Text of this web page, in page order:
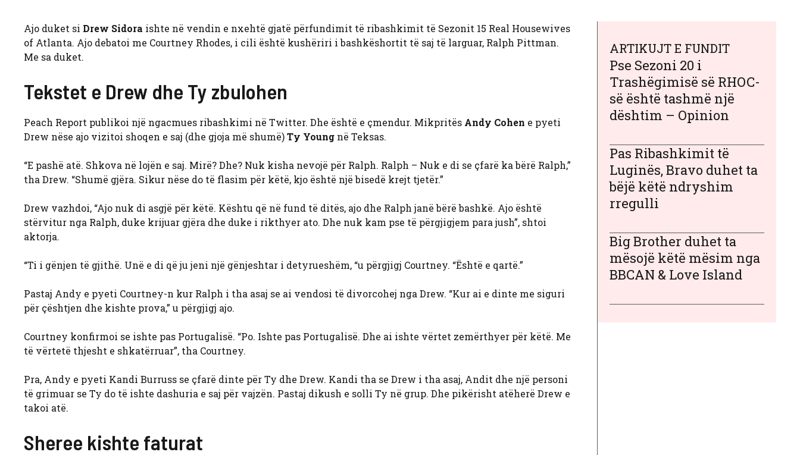
Ajo duket si Drew Sidora ishte në vendin e nxehtë gjatë përfundimit të ribashkimit të Sezonit 15 Real Housewives
of Atlanta. Ajo debatoi me Courtney Rhodes, i cili është kushëriri i bashkëshortit të saj të larguar, Ralph Pittman.
Me sa duket.
Tekstet e Drew dhe Ty zbulohen
Peach Report publikoi një ngacmues ribashkimi në Twitter. Dhe është e çmendur. Mikpritës Andy Cohen e pyeti
Drew nëse ajo vizitoi shoqen e saj (dhe gjoja më shumë)Ty Young në Teksas.
“E pashë atë. Shkova në lojën e saj. Mirë? Dhe? Nuk kisha nevojë për Ralph. Ralph – Nuk e di se çfarë ka bërë Ralph,”
tha Drew. “Shumë gjëra. Sikur nëse do të flasim për këtë, kjo është një bisedë krejt tjetër.”
Drew vazhdoi, “Ajo nuk di asgjë për këtë. Kështu që në fund të ditës, ajo dhe Ralph janë bërë bashkë. Ajo është
stërvitur nga Ralph, duke krijuar gjëra dhe duke i rikthyer ato. Dhe nuk kam pse të përgjigjem para jush”, shtoi
aktorja.
“Ti i gënjen të gjithë. Unë e di që ju jeni një gënjeshtar i detyrueshëm, “u përgjigj Courtney. “Është e qartë.”
Pastaj Andy e pyeti Courtney-n kur Ralph i tha asaj se ai vendosi të divorcohej nga Drew. “Kur ai e dinte me siguri
për çështjen dhe kishte prova,” u përgjigj ajo.
Courtney konfirmoi se ishte pas Portugalisë. “Po. Ishte pas Portugalisë. Dhe ai ishte vërtet zemërthyer për këtë. Me
të vërtetë thjesht e shkatërruar”, tha Courtney.
Pra, Andy e pyeti Kandi Burruss se çfarë dinte për Ty dhe Drew. Kandi tha se Drew i tha asaj, Andit dhe një personi
të grimuar se Ty do të ishte dashuria e saj për vajzën. Pastaj dikush e solli Ty në grup. Dhe pikërisht atëherë Drew e
takoi atë.
Sheree kishte faturat
ARTIKUJT E FUNDIT
Pse Sezoni 20 i
Trashëgimisë së RHOC-
së është tashmë një
dështim – Opinion
Pas Ribashkimit të
Luginës, Bravo duhet ta
bëjë këtë ndryshim
rregulli
Big Brother duhet ta
mësojë këtë mësim nga
BBCAN & Love Island